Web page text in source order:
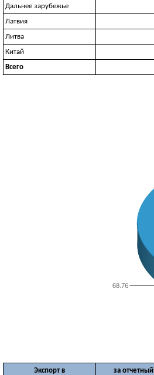
Дальнее зарубежье
Латвия
Литва
Китай
Всего
Экспорт в за